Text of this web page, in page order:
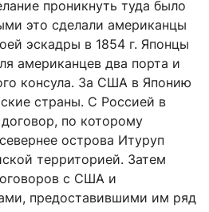
проникнуть туда было
это сделали американцы
эскадры в 1854 г. Японцы
американцев два порта и
консула. За США в Японию
страны. С Россией в
по которому
острова Итуруп
территорией. Затем
с США и
предоставившими им ряд